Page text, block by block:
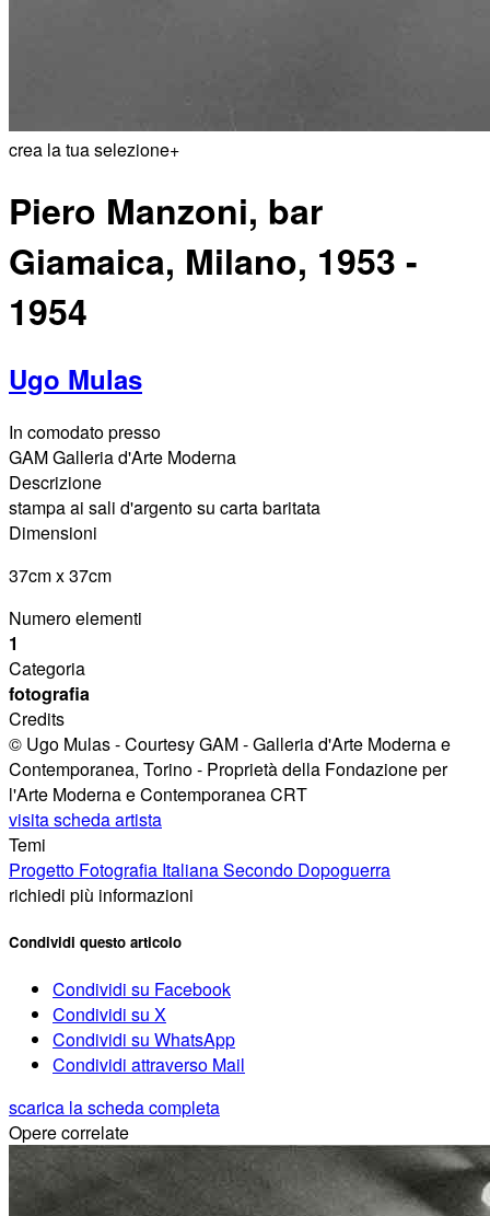
crea la tua selezione+
Piero Manzoni, bar
Giamaica, Milano, 1953 -
1954
Ugo Mulas
In comodato presso
GAM Galleria d'Arte Moderna
Descrizione
stampa ai sali d'argento su carta baritata
Dimensioni
37cm x 37cm
Numero elementi
1
Categoria
fotografia
Credits
© Ugo Mulas - Courtesy GAM - Galleria d'Arte Moderna e
Contemporanea, Torino - Proprietà della Fondazione per
l'Arte Moderna e Contemporanea CRT
visita scheda artista
Temi
Progetto Fotografia Italiana Secondo Dopoguerra
richiedi più informazioni
Condividi questo articolo
Condividi su Facebook
Condividi su X
Condividi su WhatsApp
Condividi attraverso Mail
scarica la scheda completa
Opere correlate